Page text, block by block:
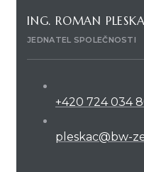
ING. ROMAN
JEDNATEL SPOLEČNOSTI
+420 724 034
pleskac@bw-